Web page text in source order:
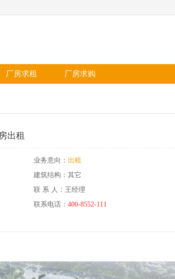
厂房求租 厂房求购
出租
业务意向： 出租
建筑结构：其它
联 系 人：王经理
联系电话： 400-8552-111